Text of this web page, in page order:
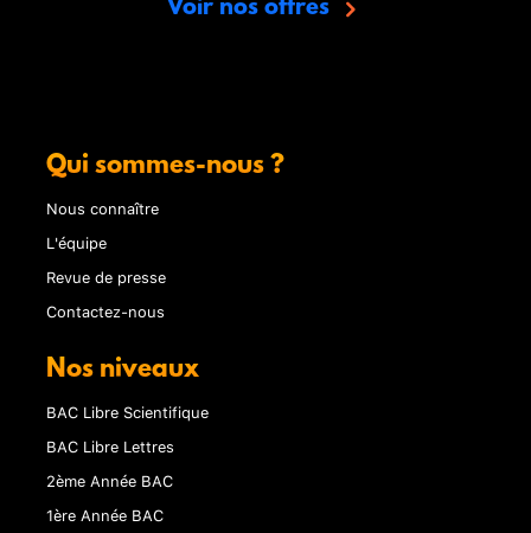
Voir nos offres
Qui sommes-nous ?
Nous connaître
L'équipe
Revue de presse
Contactez-nous
Nos niveaux
BAC Libre Scientifique
BAC Libre Lettres
2ème Année BAC
1ère Année BAC